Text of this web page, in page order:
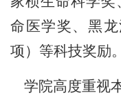
命医学奖、黑
项）等科技奖励。
学院高度重视